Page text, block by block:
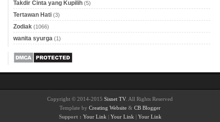
Takdir Cinta yang Kupilih (5)
Tertawan Hati (3)
Zodiak (1066)
wanita syurga (1)
Copyright © 2014-2015 Sisnet TV. All Rights Reserved
Template by Creating Website & CB Blogger
Support : Your Link | Your Link | Your Link